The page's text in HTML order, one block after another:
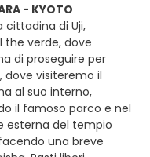
- KYOTO
di Uji,
the verde, dove
di proseguire per
dove visiteremo il
al suo interno,
il famoso parco e nel
esterna del tempio
una breve